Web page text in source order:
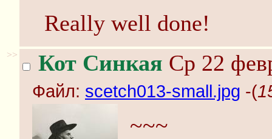
Really well done!
>> Кот Синкая Ср 22
Файл: scetch013-small.jpg -(
~~~